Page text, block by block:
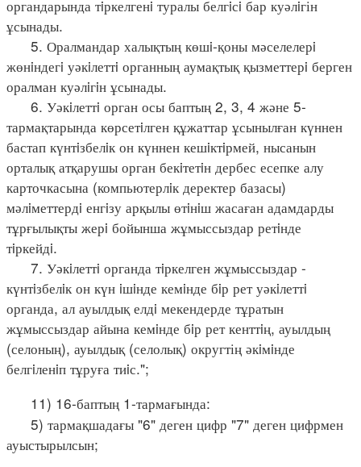
органдарында тiркелгенi туралы белгiсi бар куәлiгін
ұсынады.
5. Оралмандар халықтың көшi-қоны мәселелерi
жөнiндегi уәкiлеттi органның аумақтық қызметтерi берген
оралман куәлiгiн ұсынады.
6. Уәкiлеттi орган осы баптың 2, 3, 4 және 5-
тармақтарында көрсетiлген құжаттар ұсынылған күннен
бастап күнтiзбелiк он күннен кешiктiрмей, нысанын
орталық атқарушы орган бекiтетiн дербес есепке алу
карточкасына (компьютерлiк деректер базасы)
мәлiметтердi енгiзу арқылы өтiнiш жасаған адамдарды
тұрғылықты жерi бойынша жұмыссыздар ретiнде
тiркейдi.
7. Уәкiлеттi органда тiркелген жұмыссыздар -
күнтiзбелiк он күн iшiнде кемiнде бiр рет уәкiлеттi
органда, ал ауылдық елдi мекендерде тұратын
жұмыссыздар айына кемiнде бiр рет кенттiң, ауылдың
(селоның), ауылдық (селолық) округтің әкiмiнде
белгiленiп тұруға тиiс.";
11) 16-баптың 1-тармағында:
5) тармақшадағы "6" деген цифр "7" деген цифрмен
ауыстырылсын;